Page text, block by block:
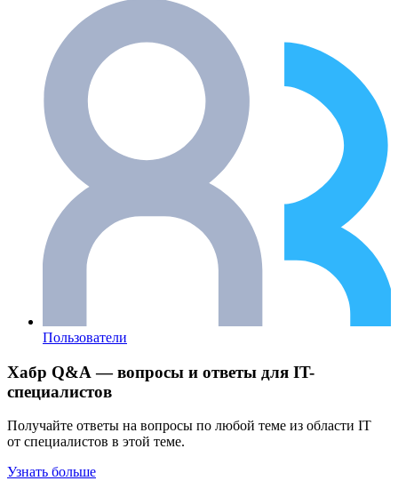
Пользователи
Хабр Q&A — вопросы и ответы для IT-
специалистов
Получайте ответы на вопросы по любой теме из области IT
от специалистов в этой теме.
Узнать больше